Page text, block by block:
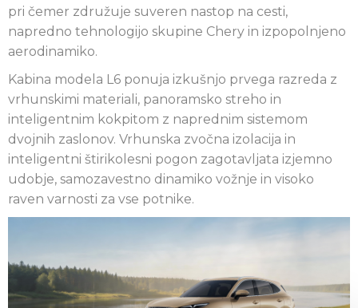
pri čemer združuje suveren nastop na cesti,
napredno tehnologijo skupine Chery in izpopolnjeno
aerodinamiko.
Kabina modela L6 ponuja izkušnjo prvega razreda z
vrhunskimi materiali, panoramsko streho in
inteligentnim kokpitom z naprednim sistemom
dvojnih zaslonov. Vrhunska zvočna izolacija in
inteligentni štirikolesni pogon zagotavljata izjemno
udobje, samozavestno dinamiko vožnje in visoko
raven varnosti za vse potnike.